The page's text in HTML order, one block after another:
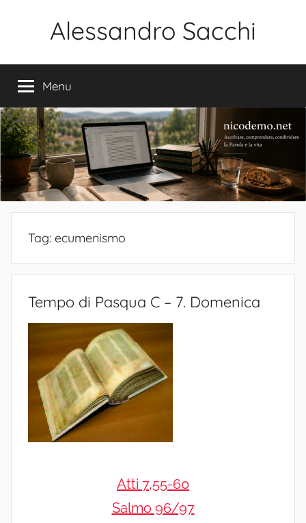
Alessandro Sacchi
Vita
Menu
Tag: ecumenismo
Tempo di Pasqua C – 7. Domenica
Atti 7,55-60
Salmo 96/97